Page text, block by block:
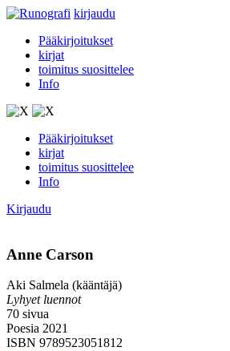
kirjaudu
Pääkirjoitukset
kirjat
toimitus suosittelee
Info
Pääkirjoitukset
kirjat
toimitus suosittelee
Info
Kirjaudu
Anne Carson
Aki Salmela (kääntäjä)
Lyhyet luennot
70 sivua
Poesia 2021
ISBN 9789523051812